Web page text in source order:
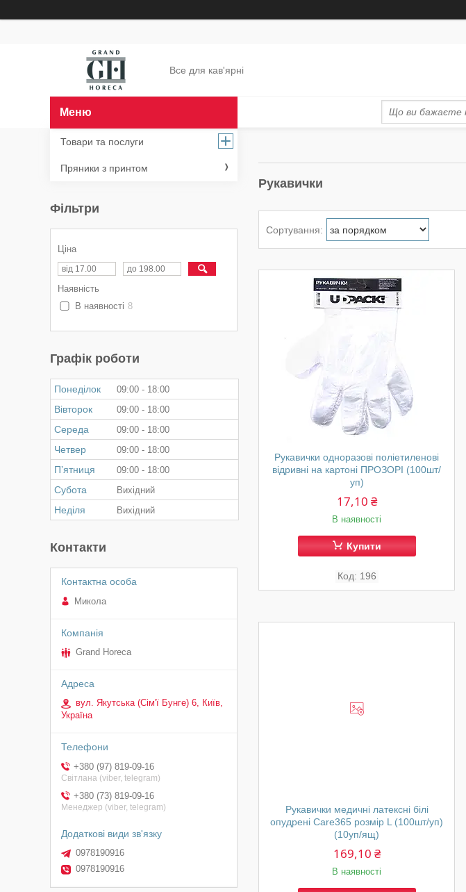
Все для кав'ярні
Рукавички
Рукавички одноразові поліетиленові
відривні на картоні ПРОЗОРІ (100шт/
уп)
17,10 ₴
В наявності
Купити
196
Рукавички медичні латексні білі
опудрені Care365 розмір L (100шт/уп)
(10уп/ящ)
169,10 ₴
В наявності
Товари та послуги
Пряники з принтом
Фільтри
Ціна
Наявність
В наявності 8
Графік роботи
Понеділок 09:00 18:00
Вівторок 09:00 18:00
Середа 09:00 18:00
Четвер 09:00 18:00
Пʼятниця 09:00 18:00
Субота Вихідний
Неділя Вихідний
Контакти
Микола
Grand Horeca
вул. Якутська (Сім'ї Бунге) 6, Київ,
Україна
+380 (97) 819-09-16
Світлана (viber, telegram)
+380 (73) 819-09-16
Менеджер (viber, telegram)
0978190916
0978190916